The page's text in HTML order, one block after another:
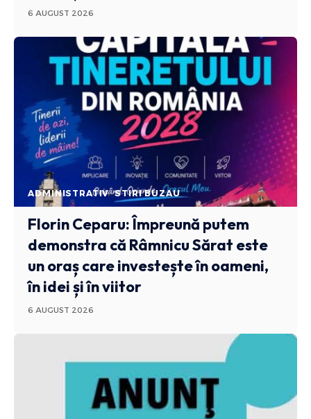
6 AUGUST 2026
ADMINISTRATIV STIRI BUZAU
Florin Ceparu: Împreună putem
demonstra că Râmnicu Sărat este
un oraș care investește în oameni,
în idei și în viitor
6 AUGUST 2026